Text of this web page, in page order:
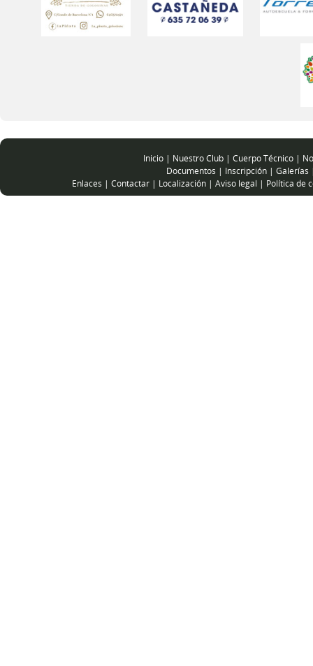
Inicio | Nuestro Club | Cuerpo Técnico |
Documentos | Inscripción | Galerías
Enlaces | Contactar | Localización | Aviso legal | Política de